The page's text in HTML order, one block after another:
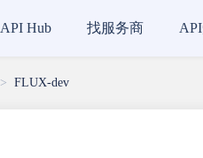
API Hub 找服务商
> FLUX-dev